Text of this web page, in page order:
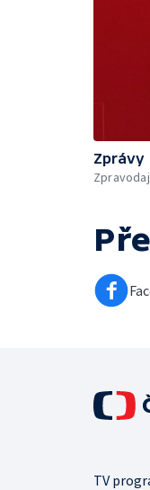
Zprávy
TV